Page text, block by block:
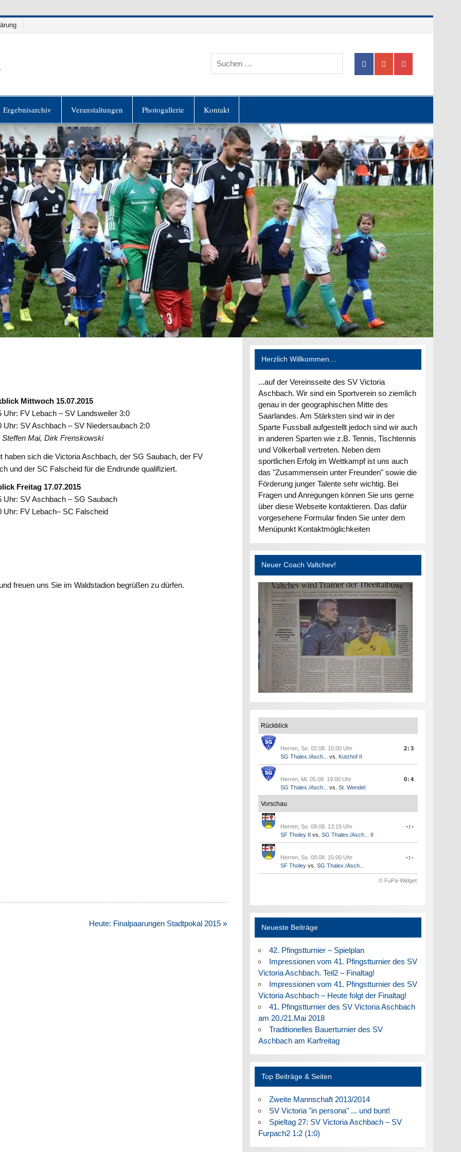
Ergebnisarchiv Veranstaltungen Photogallerie Kontakt
Mittwoch 15.07.2015
Uhr: FV Lebach – SV Landsweiler 3:0
Uhr: SV Aschbach – SV Niedersaubach 2:0
Steffen Mai, Dirk Frenskowski
haben sich die Victoria Aschbach, der SG Saubach, der FV
und der SC Falscheid für die Endrunde qualifiziert.
Freitag 17.07.2015
Uhr: SV Aschbach – SG Saubach
Uhr: FV Lebach– SC Falscheid
freuen uns Sie im Waldstadion begrüßen zu dürfen.
Heute: Finalpaarungen Stadtpokal 2015 »
Herzlich Willkommen…
...auf der Vereinsseite des SV Victoria
Aschbach. Wir sind ein Sportverein so ziemlich
genau in der geographischen Mitte des
Saarlandes. Am Stärksten sind wir in der
Sparte Fussball aufgestellt jedoch sind wir auch
in anderen Sparten wie z.B. Tennis, Tischtennis
und Völkerball vertreten. Neben dem
sportlichen Erfolg im Wettkampf ist uns auch
das "Zusammensein unter Freunden" sowie die
Förderung junger Talente sehr wichtig. Bei
Fragen und Anregungen können Sie uns gerne
über diese Webseite kontaktieren. Das dafür
vorgesehene Formular finden Sie unter dem
Menüpunkt Kontaktmöglichkeiten
Neuer Coach Valtchev!
Rückblick
Herren, So. 02.08. 15:00 Uhr
SG Thalex./Asch...
vs. Kutzhof II
2:3
Herren, Mi. 05.08. 19:00 Uhr
SG Thalex./Asch...
vs. St. Wendel
0:4
Vorschau
Herren, So. 09.08. 13:15 Uhr
SF Tholey II vs. SG Thalex./Asch... II
-:-
Herren, So. 09.08. 15:00 Uhr
SF Tholeyvs. SG Thalex./Asch...
-:-
© FuPa-Widget
Neueste Beiträge
42. Pfingstturnier – Spielplan
Impressionen vom 41. Pfingstturnier des SV
Victoria Aschbach. Teil2 – Finaltag!
Impressionen vom 41. Pfingstturnier des SV
Victoria Aschbach – Heute folgt der Finaltag!
41. Pfingstturnier des SV Victoria Aschbach
am 20./21.Mai 2018
Traditionelles Bauerturnier des SV
Aschbach am Karfreitag
Top Beiträge & Seiten
Zweite Mannschaft 2013/2014
SV Victoria "in persona" ... und bunt!
Spieltag 27: SV Victoria Aschbach – SV
Furpach2 1:2 (1:0)